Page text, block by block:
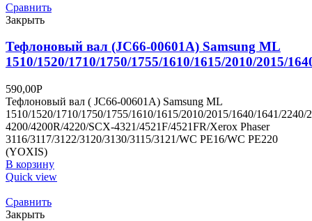
Сравнить
Закрыть
Тефлоновый вал (JC66-00601A) Samsung ML
1510/1520/1710/1750/1755/1610/1615/2010/2015/
590,00Р
Тефлоновый вал ( JC66-00601A) Samsung ML
1510/1520/1710/1750/1755/1610/1615/2010/2015/1640/1641/
4200/4200R/4220/SCX-4321/4521F/4521FR/Xerox Phaser
3116/3117/3122/3120/3130/3115/3121/WC PE16/WC PE220
(YOXIS)
В корзину
Quick view
Сравнить
Закрыть